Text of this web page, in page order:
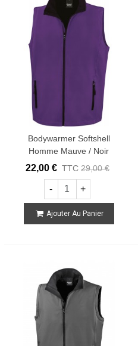
Bodywarmer Softshell
Homme Mauve / Noir
22,00 € TTC 29,00 €
- +
Ajouter Au Panier